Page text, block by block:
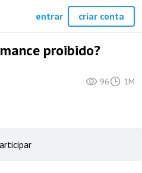
proibido?
96 1M
entrar criar conta